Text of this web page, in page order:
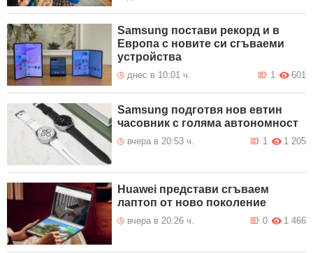
Samsung постави рекорд и в
Европа с новите си сгъваеми
устройства
днес в 10:01 ч. 601
1
Samsung подготвя нов евтин
часовник с голяма автономност
вчера в 20:53 ч. 1 205
1
Huawei представи сгъваем
лаптоп от ново поколение
вчера в 20:26 ч. 1 466
0